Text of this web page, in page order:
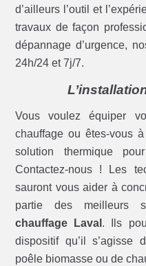
d’ailleurs l’outil et
travaux de façon
dépannage d’urgence,
24h/24 et 7j/7.
Vous voulez équiper
chauffage ou êtes-vous
solution thermique
Contactez-nous ! Les
sauront vous aider à
partie des meilleurs
chauffage Laval . Ils
dispositif qu’il
poêle biomasse ou de